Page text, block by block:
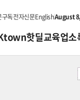
구독전자신문EnglishAugust
핫딜교육업소